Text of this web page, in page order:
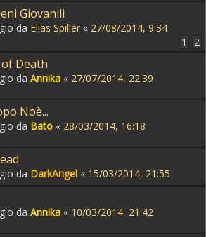
Giovanili
da Elias Spiller « 27/08/2014, 9:34
1 2
Death
da Annika « 27/07/2014, 22:39
Noè...
da Bato « 28/03/2014, 16:18
da DarkAngel « 15/03/2014, 21:55
da Annika « 10/03/2014, 21:42